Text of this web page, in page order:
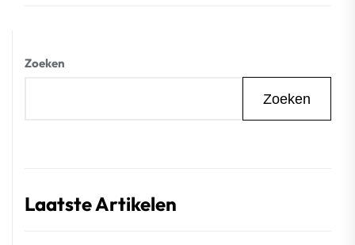
Zoeken
Zoeken
Laatste Artikelen